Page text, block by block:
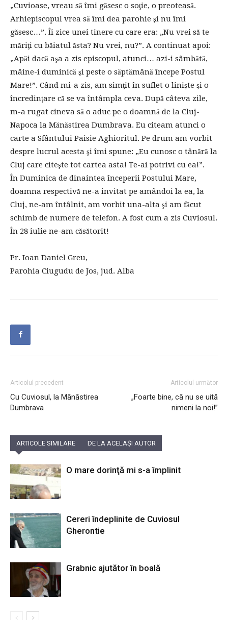
„Cuvioase, vreau să îmi găsesc o soţie, o preoteasă.
Arhiepiscopul vrea să îmi dea parohie şi nu îmi
găsesc…”. Îi zice unei tinere cu care era: „Nu vrei să te
măriţi cu băiatul ăsta? Nu vrei, nu?”. A continuat apoi:
„Apăi dacă aşa a zis episcopul, atunci… azi-i sâmbătă,
mâine-i duminică şi peste o săptămână începe Postul
Mare!”. Când mi-a zis, am simţit în suflet o linişte şi o
încredinţare că se va întâmpla ceva. După câteva zile,
m-a rugat cineva să o aduc pe o doamnă de la Cluj-
Napoca la Mănăstirea Dumbrava. Eu citeam atunci o
carte a Sfântului Paisie Aghioritul. Pe drum am vorbit
despre lucrul acesta şi îmi spune: „Eu cunosc o tânără la
Cluj care citeşte tot cartea asta! Te-ai potrivi cu ea!”.
În Duminica de dinaintea începerii Postului Mare,
doamna respectivă ne-a invitat pe amândoi la ea, la
Cluj, ne-am întâlnit, am vorbit una-alta şi am făcut
schimb de numere de telefon. A fost cum a zis Cuviosul.
În 28 iulie ne-am căsătorit!
Pr. Ioan Daniel Greu,
Parohia Ciugudu de Jos, jud. Alba
Articolul precedent
Cu Cuviosul, la Mănăstirea
Dumbrava
Articolul următor
„Foarte bine, că nu se uită
nimeni la noi!”
ARTICOLE SIMILARE DE LA ACELAȘI AUTOR
O mare dorinţă mi s-a împlinit
Cereri îndeplinite de Cuviosul
Gherontie
Grabnic ajutător în boală